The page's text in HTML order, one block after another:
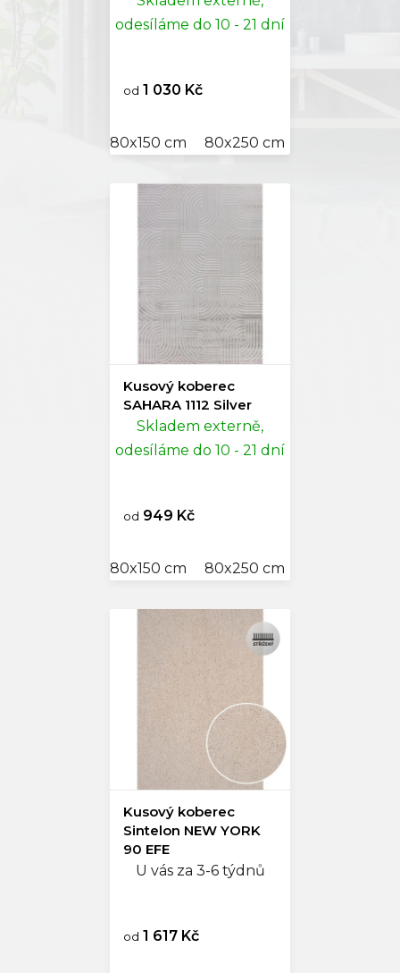
odesíláme do 10 - 21 dní
od 1 030 Kč
80x150 cm 80x250 cm
Kusový koberec
SAHARA 1112 Silver
Skladem externě,
odesíláme do 10 - 21 dní
od 949 Kč
80x150 cm 80x250 cm
Kusový koberec
Sintelon NEW YORK
90 EFE
U vás za 3-6 týdnů
od 1 617 Kč